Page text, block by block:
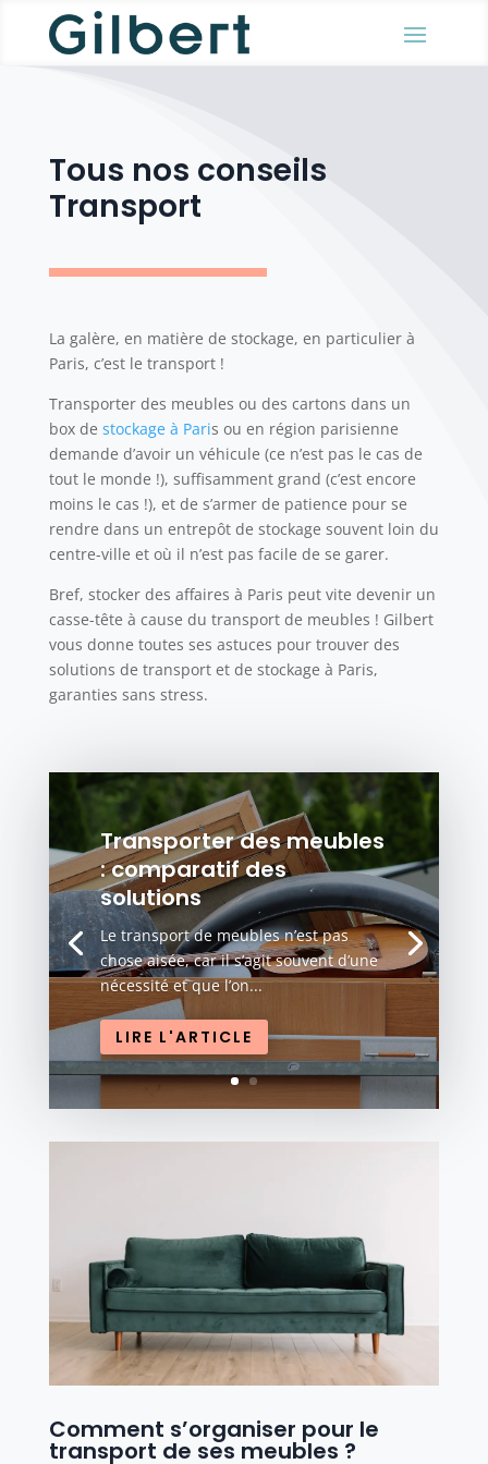
Tous nos conseils
Transport
La galère, en matière de stockage, en particulier à
Paris, c’est le transport !
Transporter des meubles ou des cartons dans un
box de stockage à Paris ou en région parisienne
demande d’avoir un véhicule (ce n’est pas le cas de
tout le monde !), suffisamment grand (c’est encore
moins le cas !), et de s’armer de patience pour se
rendre dans un entrepôt de stockage souvent loin du
centre-ville et où il n’est pas facile de se garer.
Bref, stocker des affaires à Paris peut vite devenir un
casse-tête à cause du transport de meubles ! Gilbert
vous donne toutes ses astuces pour trouver des
solutions de transport et de stockage à Paris,
garanties sans stress.
Transporter des meubles
: comparatif des
solutions
Le transport de meubles n’est pas
chose aisée, car il s’agit souvent d’une
nécessité et que l’on...
LIRE L'ARTICLE
Comment s’organiser pour le
transport de ses meubles ?